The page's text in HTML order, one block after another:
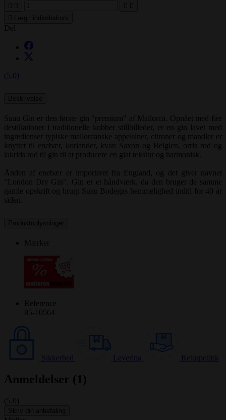
Del
(5.0)
Suau Gin er den første gin "premium" af Mallorca. Opnået med fire
destillationer i traditionelle kobber stillbilleder, er en gin lavet med
ingredienser typiske mallorcanske appelsiner, citroner og mandler er
knyttet til enebær, koriander, kvan Saxon og Belgien, orris rod og
lakrids rod til gin til at producere en glat tekstur og harmonisk.
Ånden af enebær er importeret fra England, og det giver navnet
"London Dry Gin". Gin er et håndværk, da den bruger de samme
gamle opskrift og brugt Suau Bodegas hemmelighed indtil for 40 år
siden.
Mærker
Reference
85-10564
Sikkerhed Levering Returpolitik
Anmeldelser (1)
(5.0)